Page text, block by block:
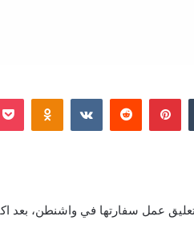
بينتيريست
تعليق عمل سفارتها في واشنطن،